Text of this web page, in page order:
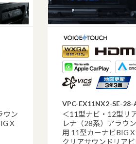
ウン
X
VPC-EX11NX2-SE-28-
＜11型ナビ・12型リ
レナ（28系）アラウ
用 11型カーナビBIG
クリアサウンドリア